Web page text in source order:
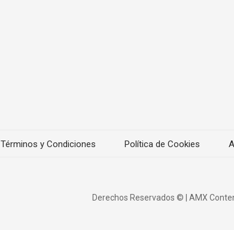
Términos y Condiciones Política de Cookies
Derechos Reservados © AMX